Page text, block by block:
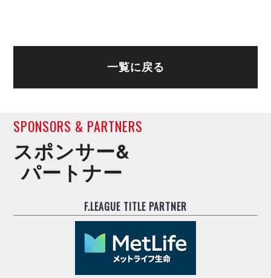
一覧に戻る
SPONSORS & PARTNERS
スポンサー&
パートナー
F.LEAGUE TITLE PARTNER